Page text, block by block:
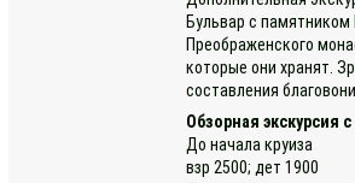
Бульвар с
Преображенского
которые они хранят.
составления
Обзорная экскурсия
До начала круиза
взр 2500; дет 1900